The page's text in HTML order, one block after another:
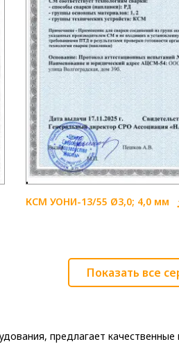
КСМ УОНИ-13/55 Ø3,0; 4,0 мм
Показать все
предлагает